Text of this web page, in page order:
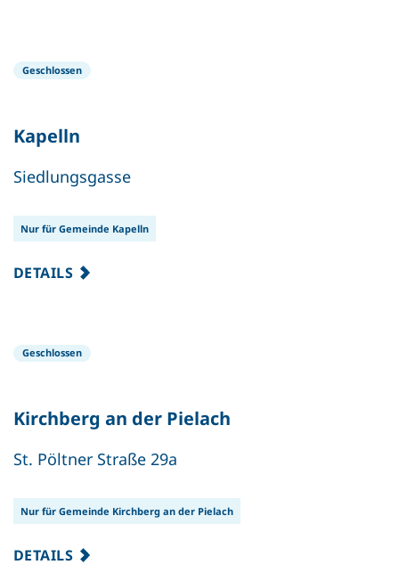
Geschlossen
Kapelln
Siedlungsgasse
Nur für Gemeinde Kapelln
DETAILS
Geschlossen
Kirchberg an der Pielach
St. Pöltner Straße 29a
Nur für Gemeinde Kirchberg an der Pielach
DETAILS